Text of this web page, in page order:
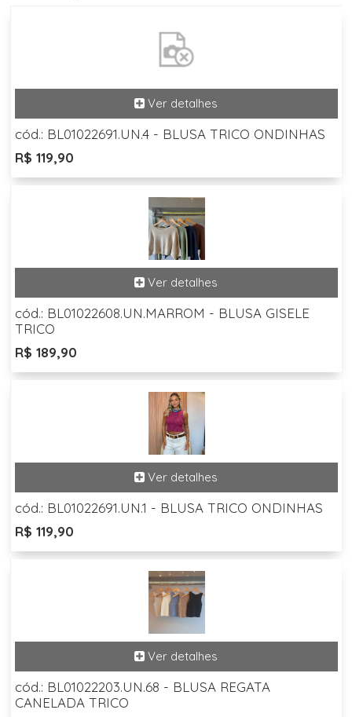
cód.: BL01022691.UN.4 - BLUSA TRICO ONDINHAS
R$ 119,90
cód.: BL01022608.UN.MARROM - BLUSA GISELE
TRICO
R$ 189,90
cód.: BL01022691.UN.1 - BLUSA TRICO ONDINHAS
R$ 119,90
cód.: BL01022203.UN.68 - BLUSA REGATA
CANELADA TRICO